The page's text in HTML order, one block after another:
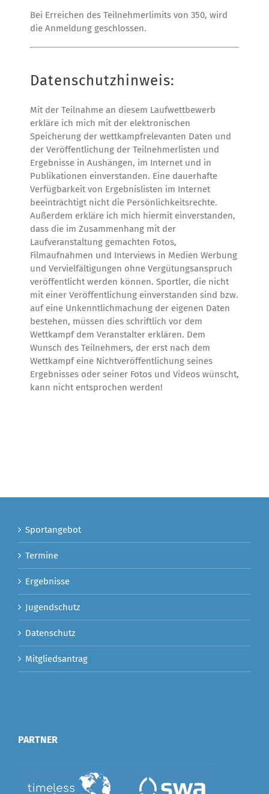
Bei Erreichen des Teilnehmerlimits von 350, wird
die Anmeldung geschlossen.
Datenschutzhinweis:
Mit der Teilnahme an diesem Laufwettbewerb
erkläre ich mich mit der elektronischen
Speicherung der wettkampfrelevanten Daten und
der Veröffentlichung der Teilnehmerlisten und
Ergebnisse in Aushängen, im Internet und in
Publikationen einverstanden. Eine dauerhafte
Verfügbarkeit von Ergebnislisten im Internet
beeinträchtigt nicht die Persönlichkeitsrechte.
Außerdem erkläre ich mich hiermit einverstanden,
dass die im Zusammenhang mit der
Laufveranstaltung gemachten Fotos,
Filmaufnahmen und Interviews in Medien Werbung
und Vervielfältigungen ohne Vergütungsanspruch
veröffentlicht werden können. Sportler, die nicht
mit einer Veröffentlichung einverstanden sind bzw.
auf eine Unkenntlichmachung der eigenen Daten
bestehen, müssen dies schriftlich vor dem
Wettkampf dem Veranstalter erklären. Dem
Wunsch des Teilnehmers, der erst nach dem
Wettkampf eine Nichtveröffentlichung seines
Ergebnisses oder seiner Fotos und Videos wünscht,
kann nicht entsprochen werden!
Sportangebot
Termine
Ergebnisse
Jugendschutz
Datenschutz
Mitgliedsantrag
PARTNER